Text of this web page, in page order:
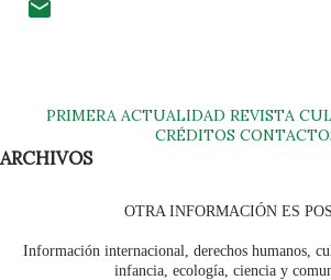
PRIMERA ACTUALIDAD REVISTA
CRÉDITOS
ARCHIVOS
OTRA INFORMACIÓN ES
Información internacional, derechos humanos,
infancia, ecología, ciencia y